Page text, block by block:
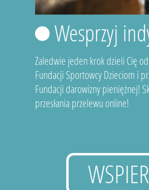
Wesprzyj
Zaledwie jeden krok dzieli Cię
Fundacji Sportowcy Dzieciom i
Fundacji darowizny pieniężnej!
przesłania przelewu online!